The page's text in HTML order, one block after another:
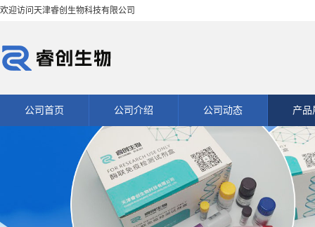
欢迎访问天津睿创生物科技有限公司
公司首页 公司介绍 公司动态 产品